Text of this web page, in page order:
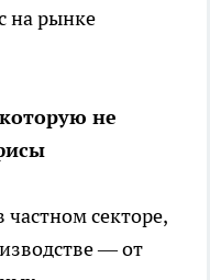
на рынке
не
секторе,
— от